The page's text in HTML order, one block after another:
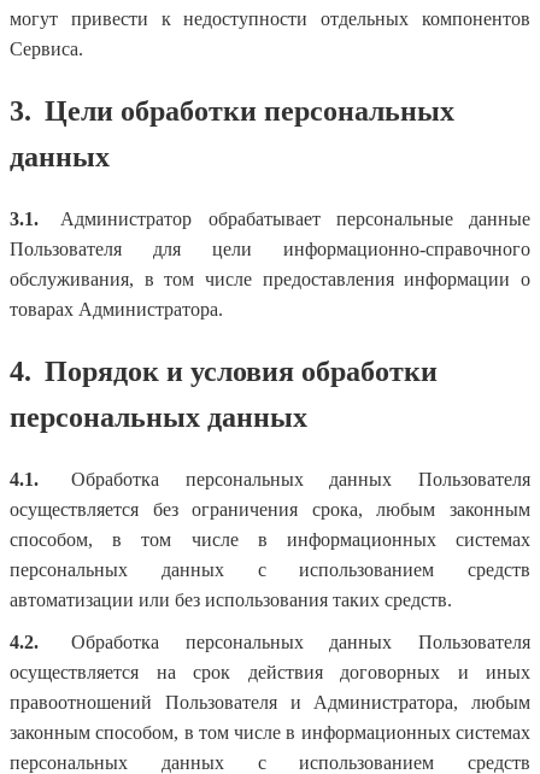
могут привести к недоступности отдельных компонентов
Сервиса.
3. Цели обработки персональных
данных
3.1.
Администратор обрабатывает персональные данные
Пользователя для цели информационно-справочного
обслуживания, в том числе предоставления информации о
товарах Администратора.
4. Порядок и условия обработки
персональных данных
4.1.
Обработка персональных данных Пользователя
осуществляется без ограничения срока, любым законным
способом, в том числе в информационных системах
персональных данных с использованием средств
автоматизации или без использования таких средств.
4.2.
Обработка персональных данных Пользователя
осуществляется на срок действия договорных и иных
правоотношений Пользователя и Администратора, любым
законным способом, в том числе в информационных системах
персональных данных с использованием средств